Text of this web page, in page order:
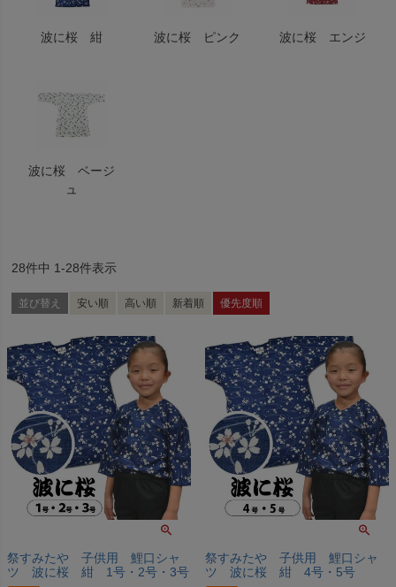
波に桜 紺 波に桜 ピンク 波に桜 エンジ
波に桜 ベージ
ュ
並び替え 安い順 高い順 新着順 優先度順
28件中 1-28件表示
祭すみたや 子供用 鯉口シャ
ツ 波に桜 紺 1号・2号・3号
祭すみたや 子供用 鯉口シャ
ツ 波に桜 紺 4号・5号